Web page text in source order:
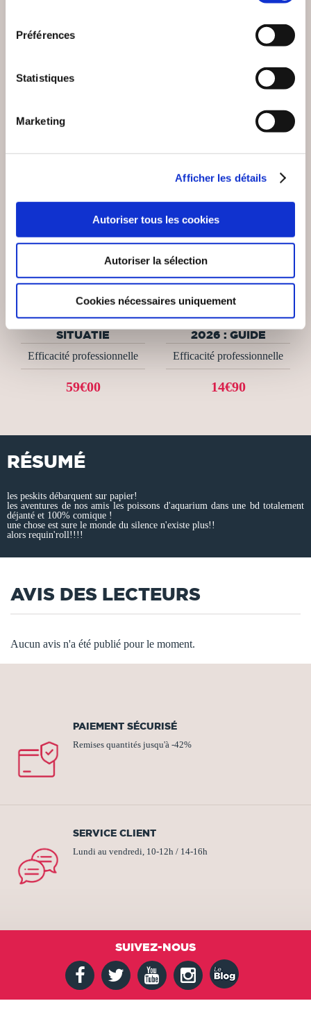
Préférences
Statistiques
Marketing
Afficher les détails
Autoriser tous les cookies
Autoriser la sélection
Cookies nécessaires uniquement
(0 avis)
Laurent Dubois
INFO POSTBAK
SITUATIE
Efficacité professionnelle
59€00
Thierry GATINES
FACTURATION
ELECTRONIQUE
2026 : GUIDE
Efficacité professionnelle
14€90
RÉSUMÉ
les peskits débarquent sur papier!
les aventures de nos amis les poissons d'aquarium dans une bd totalement
déjanté et 100% comique !
une chose est sure le monde du silence n'existe plus!!
alors requin'roll!!!!
AVIS DES LECTEURS
Aucun avis n'a été publié pour le moment.
PAIEMENT SÉCURISÉ
Remises quantités jusqu'à -42%
SERVICE CLIENT
Lundi au vendredi, 10-12h / 14-16h
SUIVEZ-NOUS